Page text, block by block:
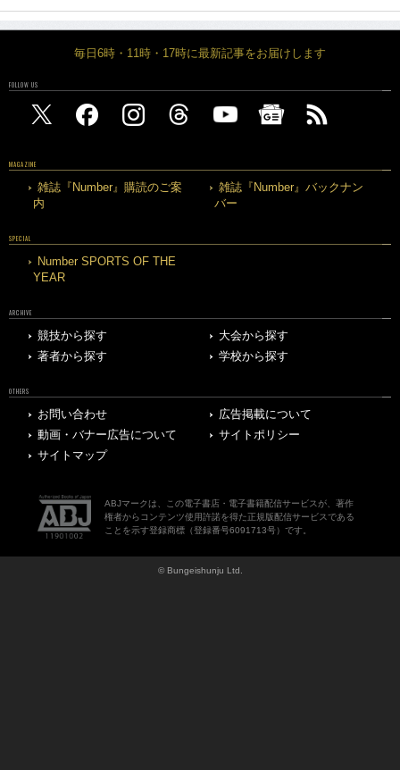
毎日6時・11時・17時に最新記事をお届けします
FOLLOW US
MAGAZINE
雑誌『Number』購読のご案
内
雑誌『Number』バックナン
バー
SPECIAL
Number SPORTS OF THE
YEAR
ARCHIVE
競技から探す
大会から探す
著者から探す
学校から探す
OTHERS
お問い合わせ
広告掲載について
動画・バナー広告について
サイトポリシー
サイトマップ
ABJマークは、この電子書店・電子書籍配信サービスが、著作
権者からコンテンツ使用許諾を得た正規版配信サービスである
ことを示す登録商標（登録番号6091713号）です。
© Bungeishunju Ltd.